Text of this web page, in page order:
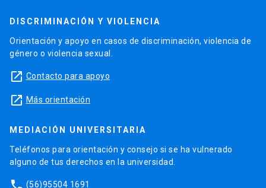
DISCRIMINACIÓN Y VIOLENCIA
Orientación y apoyo en casos de discriminación, violencia de
género o violencia sexual.
launch Contacto para apoyo
launch Más orientación
MEDIACIÓN UNIVERSITARIA
Teléfonos para orientación y consejo si se ha vulnerado
alguno de tus derechos en la universidad.
(56)95504 1691